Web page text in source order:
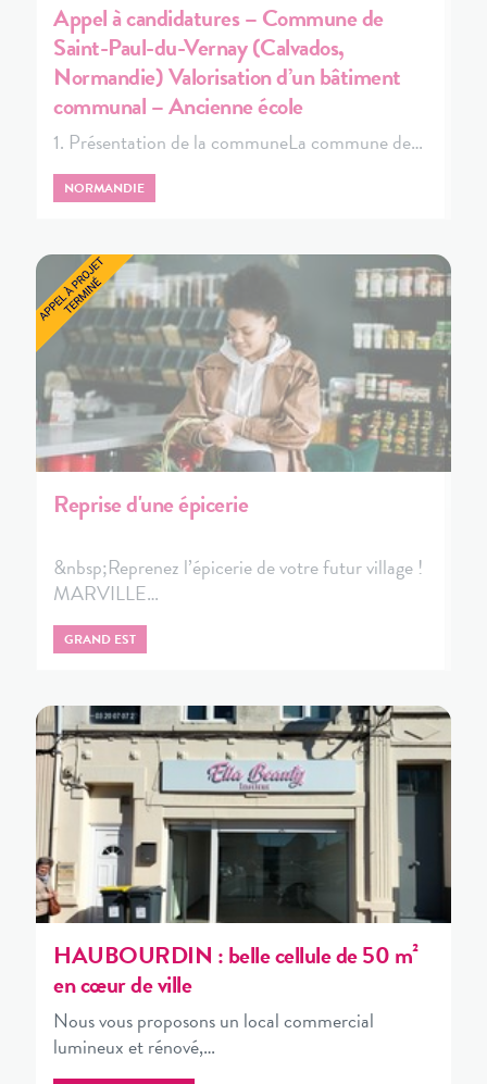
Appel à candidatures – Commune de
Saint-Paul-du-Vernay (Calvados,
Normandie) Valorisation d’un bâtiment
communal – Ancienne école
1. Présentation de la communeLa commune de…
NORMANDIE
Reprise d'une épicerie
&nbsp;Reprenez l’épicerie de votre futur village !
MARVILLE…
GRAND EST
HAUBOURDIN : belle cellule de 50 m²
en cœur de ville
Nous vous proposons un local commercial
lumineux et rénové,…